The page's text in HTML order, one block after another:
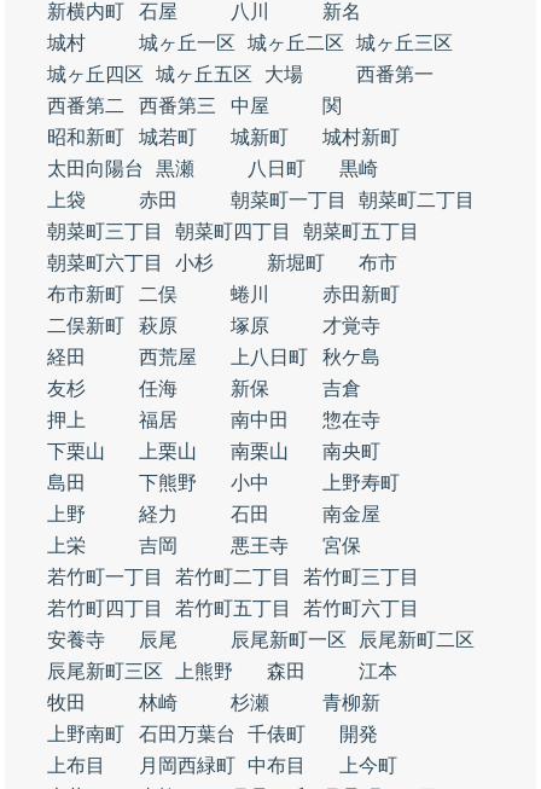
新横内町
石屋 八川
新名
城村
城ヶ丘一区 城ヶ丘二区
城ヶ丘三区
城ヶ丘四区
城ヶ丘五区 大場
西番第一
西番第二
西番第三 中屋
関
昭和新町
城若町 城新町
城村新町
太田向陽台
黒瀬 八日町
黒崎
上袋
赤田 朝菜町一丁目
朝菜町二丁目
朝菜町三丁目
朝菜町四丁目
朝菜町五丁目
朝菜町六丁目
小杉 新堀町
布市
布市新町
二俣 蜷川
赤田新町
二俣新町
萩原 塚原
才覚寺
経田
西荒屋 上八日町
秋ケ島
友杉
任海 新保
吉倉
押上
福居 南中田
惣在寺
下栗山
上栗山 南栗山
南央町
島田
下熊野 小中
上野寿町
上野
経力 石田
南金屋
上栄
吉岡 悪王寺
宮保
若竹町一丁目
若竹町二丁目
若竹町三丁目
若竹町四丁目
若竹町五丁目
若竹町六丁目
安養寺
辰尾 辰尾新町一区
辰尾新町二区
辰尾新町三区
上熊野 森田
江本
牧田
林崎 杉瀬
青柳新
上野南町
石田万葉台 千俵町
開発
上布目
月岡西緑町 中布目
上今町